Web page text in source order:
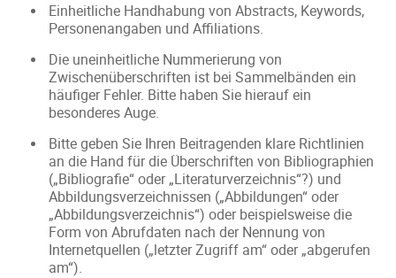
Einheitliche Handhabung von Abstracts, Keywords,
Personenangaben und Affiliations.
Die uneinheitliche Nummerierung von
Zwischenüberschriften ist bei Sammelbänden ein
häufiger Fehler. Bitte haben Sie hierauf ein
besonderes Auge.
Bitte geben Sie Ihren Beitragenden klare Richtlinien
an die Hand für die Überschriften von Bibliographien
(„Bibliografie“ oder „Literaturverzeichnis“?) und
Abbildungsverzeichnissen („Abbildungen“ oder
„Abbildungsverzeichnis“) oder beispielsweise die
Form von Abrufdaten nach der Nennung von
Internetquellen („letzter Zugriff am“ oder „abgerufen
am“).